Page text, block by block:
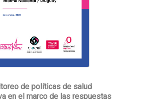
de políticas de salud
en el marco de las respuestas